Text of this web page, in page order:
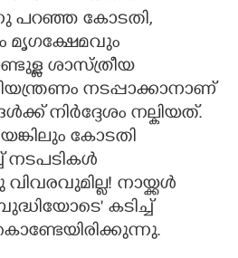
പറഞ്ഞ കോടതി,​
ശാസ്ത്രീയ
നടപ്പാക്കാനാണ്
നിർദ്ദേശം നല്കിയത്.
കോടതി
നടപടികൾ
വിവരവുമില്ല! നായ്ക്കൾ
കടിച്ച്